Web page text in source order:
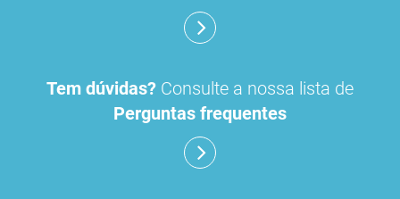
Tem dúvidas? Consulte a nossa lista de
Perguntas frequentes